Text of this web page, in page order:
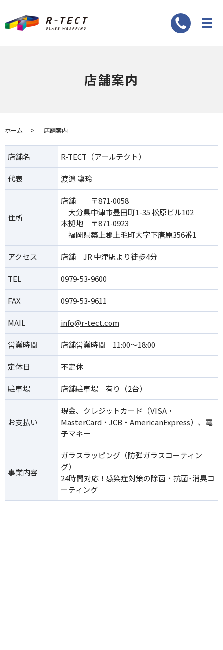
店舗案内
ホーム 店舗案内
店舗名 R-TECT（アールテクト）
代表 渡邉 凜玲
住所
店舗 〒871-0058
大分県中津市豊田町1-35 松原ビル102
本拠地 〒871-0923
福岡県築上郡上毛町大字下唐原356番1
アクセス 店舗 JR 中津駅より徒歩4分
TEL 0979-53-9600
FAX 0979-53-9611
MAIL info@r-tect.com
営業時間 店舗営業時間 11:00～18:00
定休日 不定休
駐車場 店舗駐車場 有り（2台）
お支払い
現金、クレジットカード（VISA・
MasterCard・JCB・AmericanExpress）、電
子マネー
事業内容
ガラスラッピング（防弾ガラスコーティン
グ）
24時間対応！感染症対策の除菌・抗菌･消臭コ
ーティング